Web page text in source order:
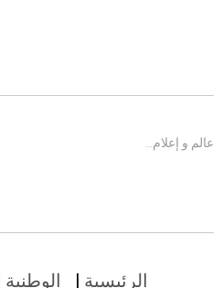
عالم و إعلام…
الرئيسية الوطنية